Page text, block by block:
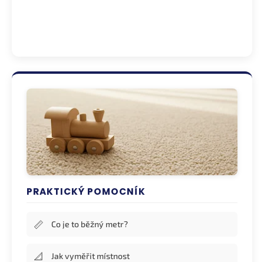
PRAKTICKÝ POMOCNÍK
📏 Co je to běžný metr?
📐 Jak vyměřit místnost